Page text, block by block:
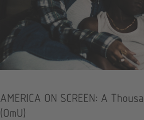
AMERICA ON SCREEN: A
(OmU)